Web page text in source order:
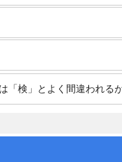
「検」とよく間違われる